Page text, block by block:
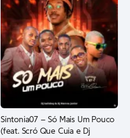
Sintonia07 – Só Mais Um Pouco
(feat. Scró Que Cuia e Dj